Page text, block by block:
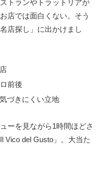
トランやトラットリアが
店では面白くない。そう
店探し」に出かけまし
前後
づきにくい立地
ーを見ながら1時間ほどさ
Vico del Gusto」。大当た